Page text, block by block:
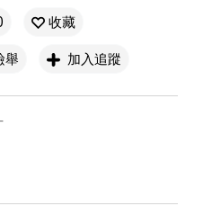
收藏
舉 加入追蹤